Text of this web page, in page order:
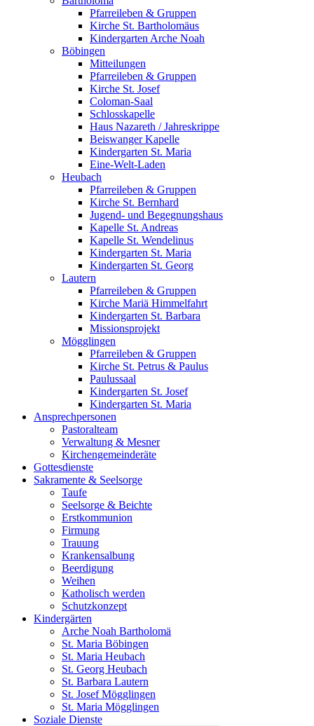
Pfarreileben & Gruppen
Kirche St. Bartholomäus
Kindergarten Arche Noah
Böbingen
Mitteilungen
Pfarreileben & Gruppen
Kirche St. Josef
Coloman-Saal
Schlosskapelle
Haus Nazareth / Jahreskrippe
Beiswanger Kapelle
Kindergarten St. Maria
Eine-Welt-Laden
Heubach
Pfarreileben & Gruppen
Kirche St. Bernhard
Jugend- und Begegnungshaus
Kapelle St. Andreas
Kapelle St. Wendelinus
Kindergarten St. Maria
Kindergarten St. Georg
Lautern
Pfarreileben & Gruppen
Kirche Mariä Himmelfahrt
Kindergarten St. Barbara
Missionsprojekt
Mögglingen
Pfarreileben & Gruppen
Kirche St. Petrus & Paulus
Paulussaal
Kindergarten St. Josef
Kindergarten St. Maria
Ansprechpersonen
Pastoralteam
Verwaltung & Mesner
Kirchengemeinderäte
Gottesdienste
Sakramente & Seelsorge
Taufe
Seelsorge & Beichte
Erstkommunion
Firmung
Trauung
Krankensalbung
Beerdigung
Weihen
Katholisch werden
Schutzkonzept
Kindergärten
Arche Noah Bartholomä
St. Maria Böbingen
St. Maria Heubach
St. Georg Heubach
St. Barbara Lautern
St. Josef Mögglingen
St. Maria Mögglingen
Soziale Dienste